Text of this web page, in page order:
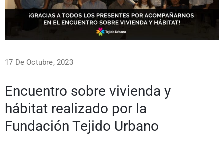
17 De Octubre, 2023
Encuentro sobre vivienda y
hábitat realizado por la
Fundación Tejido Urbano